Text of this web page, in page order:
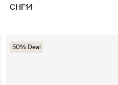
CHF14
50% Deal